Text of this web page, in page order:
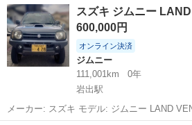
ア ４ＷＤ ディスプレイオーディオ ユー
量： 66...
和歌山 田辺市 ジムニー
スズキ ジムニー
600,000円
オンライン決済
ジムニー
111,001km
0年
岩出駅
メーカー: スズキ モデル: ジムニー LAND
車両タイプ: 軽自動車 カスタム内容 3インチリフトアップ リアバンパ